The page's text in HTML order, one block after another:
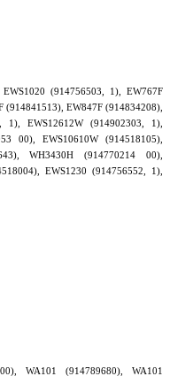
(914756503, 1), EW767F
EW847F (914834208),
1), EWS12612W (914902303, 1),
00), EWS10610W (914518105),
WH3430H (914770214 00),
EWS1230 (914756552, 1),
WA101 (914789680), WA101